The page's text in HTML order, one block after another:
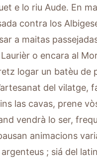
e lo riu Aude. En
contra los
a maitas
o encara al
logar un batèu de
del vilatge,
las cavas, prene
vendrà lo ser,
animacions
; siá del